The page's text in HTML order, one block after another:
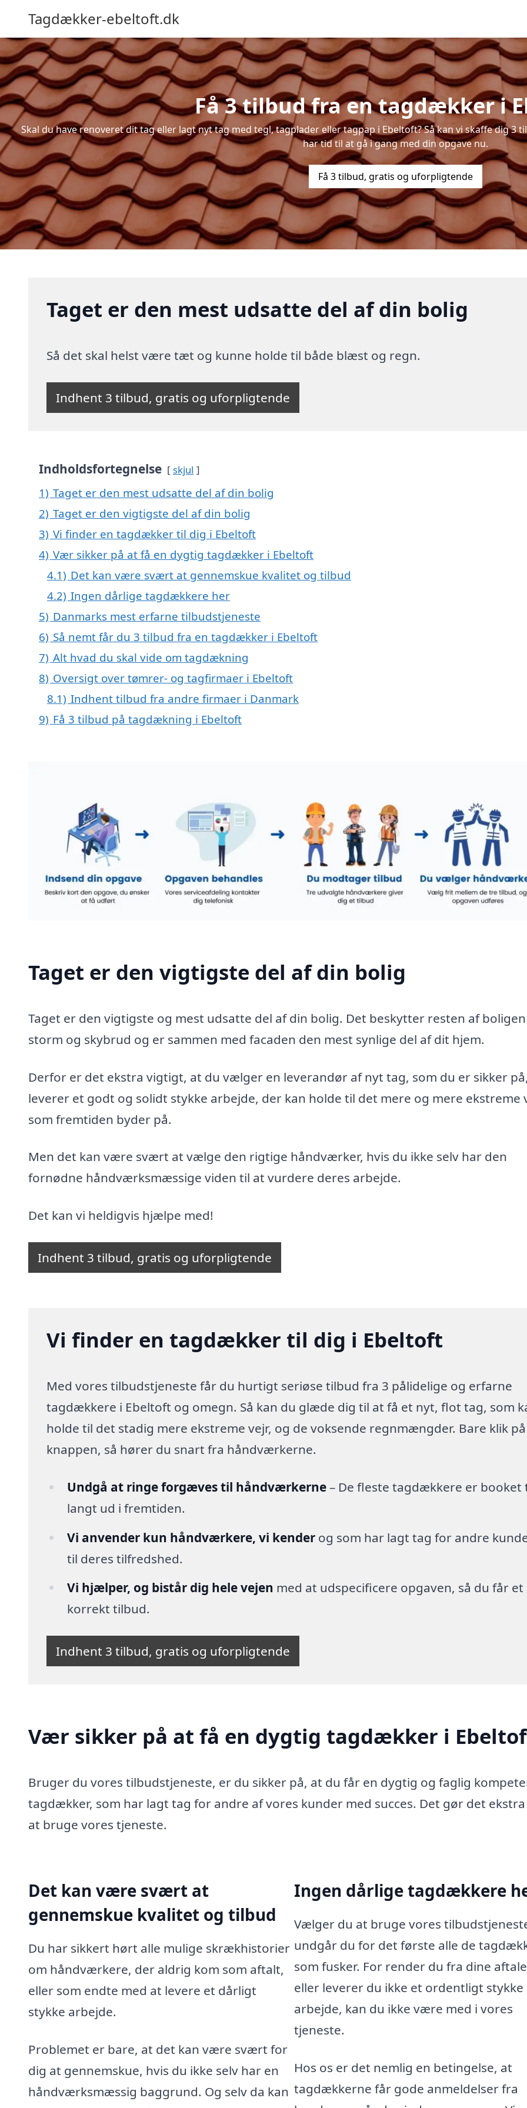
Tagdækker-ebeltoft.dk
Få 3 tilbud fra en tagdækker i
Skal du have renoveret dit tag eller lagt nyt tag med tegl, tagplader eller tagpap i Ebeltoft? Så kan vi skaffe dig
har tid til at gå i gang med din opgave nu.
Få 3 tilbud, gratis og uforpligtende
Taget er den mest udsatte del af din bolig
Så det skal helst være tæt og kunne holde til både blæst og regn.
Indhent 3 tilbud, gratis og uforpligtende
Indholdsfortegnelse skjul
1) Taget er den mest udsatte del af din bolig
2) Taget er den vigtigste del af din bolig
3) Vi finder en tagdækker til dig i Ebeltoft
4) Vær sikker på at få en dygtig tagdækker i Ebeltoft
4.1) Det kan være svært at gennemskue kvalitet og tilbud
4.2) Ingen dårlige tagdækkere her
5) Danmarks mest erfarne tilbudstjeneste
6) Så nemt får du 3 tilbud fra en tagdækker i Ebeltoft
7) Alt hvad du skal vide om tagdækning
8) Oversigt over tømrer- og tagfirmaer i Ebeltoft
8.1) Indhent tilbud fra andre firmaer i Danmark
9) Få 3 tilbud på tagdækning i Ebeltoft
Taget er den vigtigste del af din bolig
Taget er den vigtigste og mest udsatte del af din bolig. Det beskytter resten af
storm og skybrud og er sammen med facaden den mest synlige del af dit hjem.
Derfor er det ekstra vigtigt, at du vælger en leverandør af nyt tag, som du er sikker på,
leverer et godt og solidt stykke arbejde, der kan holde til det mere og mere ekstreme
som fremtiden byder på.
Men det kan være svært at vælge den rigtige håndværker, hvis du ikke selv har den
fornødne håndværksmæssige viden til at vurdere deres arbejde.
Det kan vi heldigvis hjælpe med!
Indhent 3 tilbud, gratis og uforpligtende
Vi finder en tagdækker til dig i Ebeltoft
Med vores tilbudstjeneste får du hurtigt seriøse tilbud fra 3 pålidelige og erfarne
tagdækkere i Ebeltoft og omegn. Så kan du glæde dig til at få et nyt, flot tag, som
holde til det stadig mere ekstreme vejr, og de voksende regnmængder. Bare klik på
knappen, så hører du snart fra håndværkerne.
Undgå at ringe forgæves til håndværkerne– De fleste tagdækkere er booket
langt ud i fremtiden.
Vi anvender kun håndværkere, vi kenderog som har lagt tag for andre
til deres tilfredshed.
Vi hjælper, og bistår dig hele vejen med at udspecificere opgaven, så du får et
korrekt tilbud.
Indhent 3 tilbud, gratis og uforpligtende
Vær sikker på at få en dygtig tagdækker i
Bruger du vores tilbudstjeneste, er du sikker på, at du får en dygtig og faglig
tagdækker, som har lagt tag for andre af vores kunder med succes. Det gør det
at bruge vores tjeneste.
Det kan være svært at
gennemskue kvalitet og tilbud
Du har sikkert hørt alle mulige skrækhistorier
om håndværkere, der aldrig kom som aftalt,
eller som endte med at levere et dårligt
stykke arbejde.
Problemet er bare, at det kan være svært for
dig at gennemskue, hvis du ikke selv har en
håndværksmæssig baggrund. Og selv da kan
Ingen dårlige tagdækkere
Vælger du at bruge vores
undgår du for det første alle de
som fusker. For render du fra dine
eller leverer du ikke et ordentligt stykke
arbejde, kan du ikke være med i vores
tjeneste.
Hos os er det nemlig en betingelse, at
tagdækkerne får gode anmeldelser fra